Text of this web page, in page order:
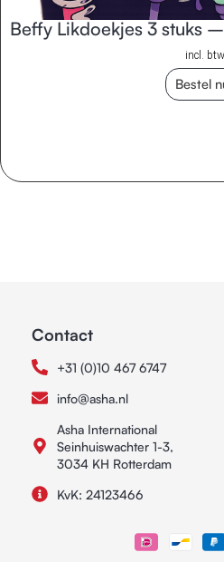
Beffy Likdoekjes 3 stuks
incl. btw
Bestel
Contact
+31 (0)10 467 6747
info@asha.nl
Asha International
Seinhuiswachter 1-3,
3034 KH Rotterdam
KvK: 24123466